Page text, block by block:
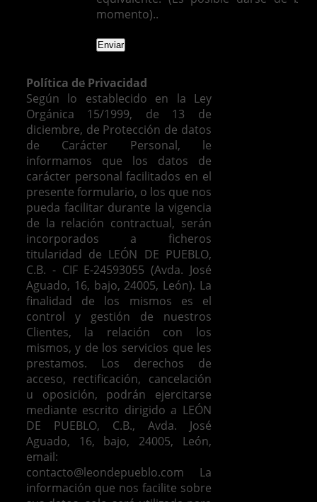
momento)..
Política de Privacidad
Según lo establecido en la Ley
Orgánica 15/1999, de 13 de
diciembre, de Protección de datos
de Carácter Personal, le
informamos que los datos de
carácter personal facilitados en el
presente formulario, o los que nos
pueda facilitar durante la vigencia
de la relación contractual, serán
incorporados a ficheros
titularidad de LEÓN DE PUEBLO,
C.B. - CIF E-24593055 (Avda. José
Aguado, 16, bajo, 24005, León). La
finalidad de los mismos es el
control y gestión de nuestros
Clientes, la relación con los
mismos, y de los servicios que les
prestamos.
Los derechos de
acceso, rectificación, cancelación
u oposición, podrán ejercitarse
mediante escrito dirigido a LEÓN
DE PUEBLO, C.B., Avda. José
Aguado, 16, bajo, 24005, León,
email:
contacto@leondepueblo.com
La
información que nos facilite sobre